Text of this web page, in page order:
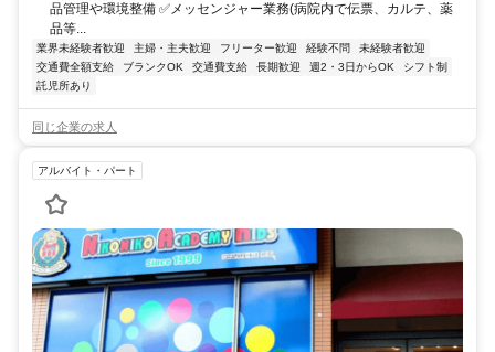
品管理や環境整備 ✅メッセンジャー業務(病院内で伝票、カルテ、薬
品等...
業界未経験者歓迎 主婦・主夫歓迎 フリーター歓迎 経験不問
未経験者歓迎
交通費全額支給
ブランクOK 交通費支給 長期歓迎 週2・3日からOK
シフト制
託児所あり
同じ企業の求人
アルバイト・パート